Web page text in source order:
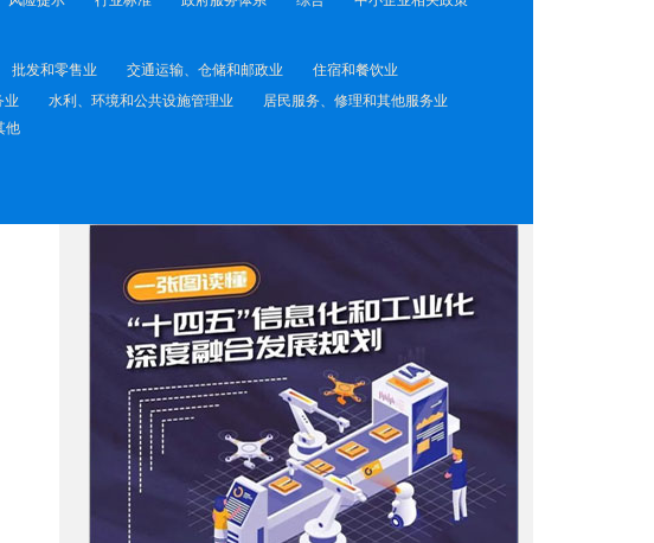
批发和零售业 交通运输、仓储和邮政业
住宿和餐饮业
业 水利、环境和公共设施管理业
居民服务、修理和其他服务业
他